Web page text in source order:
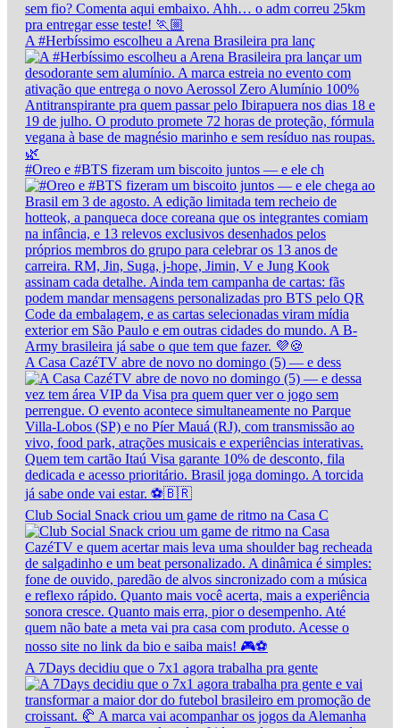
A #Herbíssimo escolheu a Arena Brasileira pra lanç
#Oreo e #BTS fizeram um biscoito juntos — e ele ch
A Casa CazéTV abre de novo no domingo (5) — e dess
Club Social Snack criou um game de ritmo na Casa C
A 7Days decidiu que o 7x1 agora trabalha pra gente